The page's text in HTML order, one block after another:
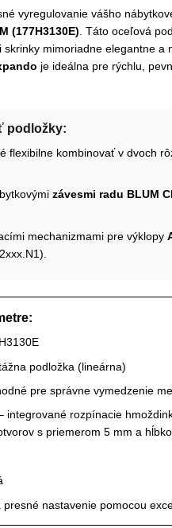
vyregulovanie vášho
(177H3130E) . Táto oceľová
mimoriadne elegantne a
je ideálna pre rýchlu,
podložky:
flexibilne kombinovať v dvoch
závesmi radu BLUM
mechanizmami pre výklopy
podložka (lineárna)
pre správne vymedzenie
integrované rozpínacie
s priemerom 5 mm a
presné nastavenie pomocou